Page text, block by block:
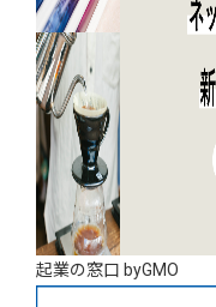
起業の窓口 byGMO